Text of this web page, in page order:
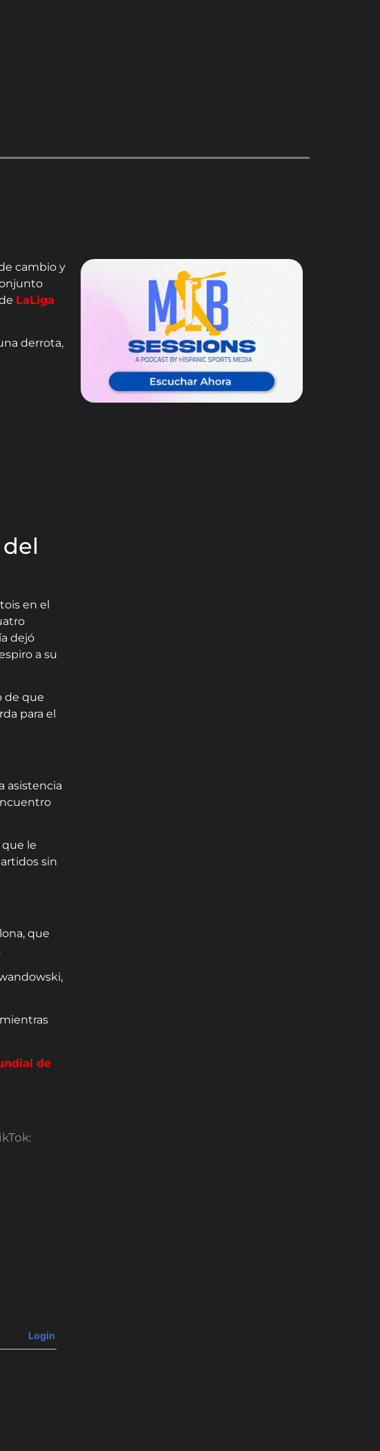
cambio y
LaLiga
derrota,
en el
dejó
a su
de que
para el
asistencia
que le
sin
que
de
Login